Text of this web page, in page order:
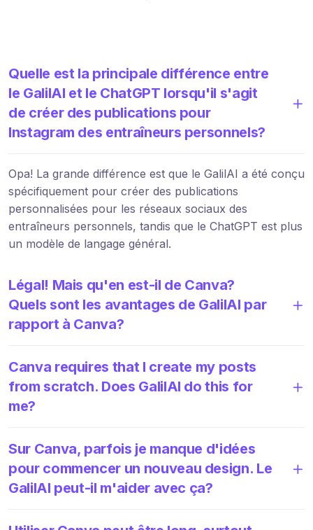
Quelle est la principale différence entre
le GalilAI et le ChatGPT lorsqu'il s'agit
de créer des publications pour
Instagram des entraîneurs personnels?
Opa! La grande différence est que le GalilAI a été conçu
spécifiquement pour créer des publications
personnalisées pour les réseaux sociaux des
entraîneurs personnels, tandis que le ChatGPT est plus
un modèle de langage général.
Légal! Mais qu'en est-il de Canva?
Quels sont les avantages de GalilAI par
rapport à Canva?
Canva requires that I create my posts
from scratch. Does GalilAI do this for
me?
Sur Canva, parfois je manque d'idées
pour commencer un nouveau design. Le
GalilAI peut-il m'aider avec ça?